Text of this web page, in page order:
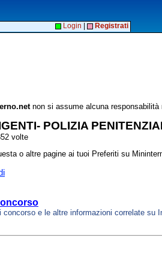
Login Registrati
non si assume alcuna responsabilità
POLIZIA
volte
o altre pagine ai tuoi Preferiti su
concorso e le altre informazioni correlate su